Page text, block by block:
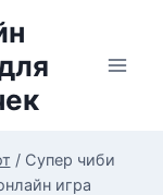
/ Супер чиби
игра